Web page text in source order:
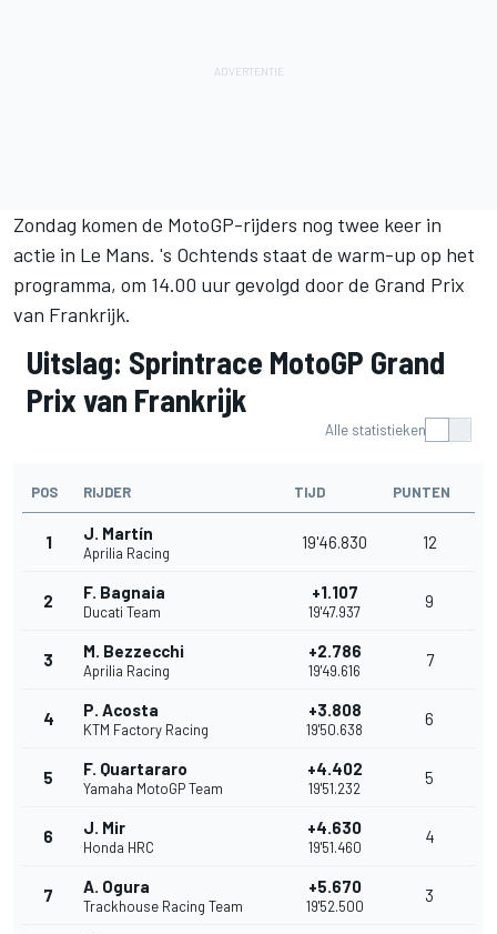
Zondag komen de MotoGP-rijders nog twee keer in
actie in Le Mans. 's Ochtends staat de warm-up op het
programma, om 14.00 uur gevolgd door de Grand Prix
van Frankrijk.
Uitslag: Sprintrace MotoGP Grand
Prix van Frankrijk
Alle statistieken
POS RIJDER TIJD PUNTEN
1 J. Martín
Aprilia Racing
19'46.830 12
2 F. Bagnaia
Ducati Team
+1.107
19'47.937
9
3 M. Bezzecchi
Aprilia Racing
+2.786
19'49.616
7
4 P. Acosta
KTM Factory Racing
+3.808
19'50.638
6
5 F. Quartararo
Yamaha MotoGP Team
+4.402
19'51.232
5
6 J. Mir
Honda HRC
+4.630
19'51.460
4
7 A. Ogura
Trackhouse Racing Team
+5.670
19'52.500
3